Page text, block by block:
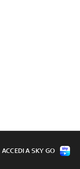
ACCEDI A SKY GO